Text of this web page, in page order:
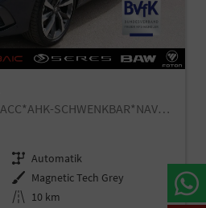
FR 2.0 TDI DSG Kombi DSG*ACC*AHK-SCHWENKBAR*NAVI*RFK*FULL LINK*TRAVEL ASSIST*
Getriebe Automatik
Außenfarbe Magnetic Tech Grey
Kilometerstand 10 km